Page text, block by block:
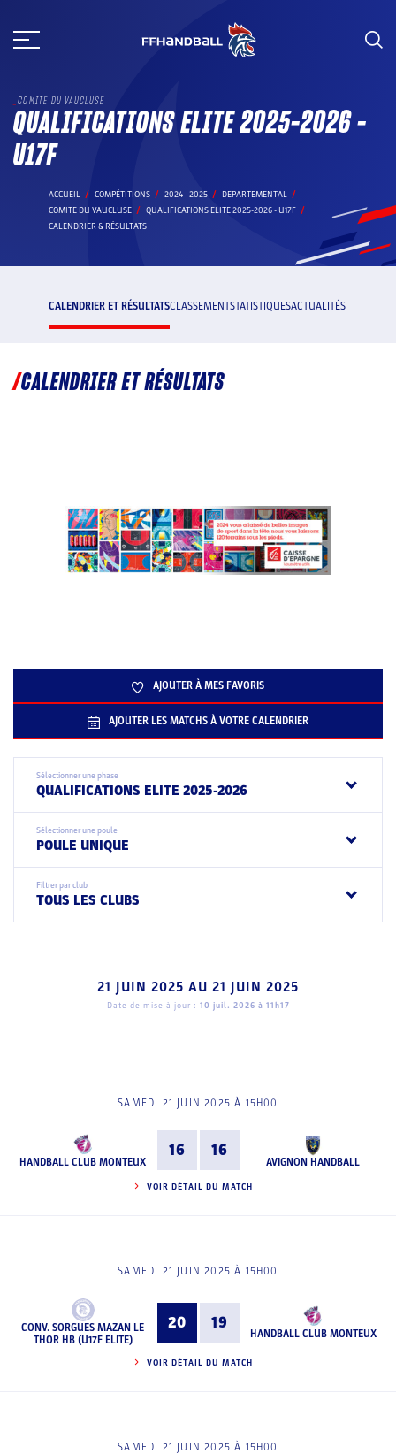
au
COMITE DU VAUCLUSE
QUALIFICATIONS ELITE 2025-2026 -
U17F
ACCUEIL COMPÉTITIONS 2024 - 2025
DEPARTEMENTAL
COMITE DU VAUCLUSE
QUALIFICATIONS ELITE 2025-2026 - U17F
CALENDRIER & RÉSULTATS
CALENDRIER ET RÉSULTATSCLASSEMENTSTATISTIQUESACTUALITÉS
CALENDRIER ET RÉSULTATS
AJOUTER À MES FAVORIS
AJOUTER LES MATCHS À VOTRE CALENDRIER
Sélectionner une phase
QUALIFICATIONS ELITE 2025-2026
Sélectionner une poule
POULE UNIQUE
Filtrer par club
TOUS LES CLUBS
21 JUIN 2025 AU 21 JUIN 2025
Date de mise à jour : 10 juil. 2026 à 11h17
SAMEDI 21 JUIN 2025 À 15H00
HANDBALL CLUB MONTEUX
16 16
AVIGNON HANDBALL
VOIR DÉTAIL DU MATCH
SAMEDI 21 JUIN 2025 À 15H00
CONV. SORGUES MAZAN LE
THOR HB (U17F ELITE)
20 19
HANDBALL CLUB MONTEUX
VOIR DÉTAIL DU MATCH
SAMEDI 21 JUIN 2025 À 15H00